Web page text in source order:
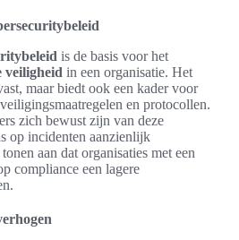
is de basis voor het
veiligheid in een organisatie. Het
maar biedt ook een kader voor
en protocollen.
zich bewust zijn van deze
op incidenten aanzienlijk
aan dat organisaties met een
compliance een lagere